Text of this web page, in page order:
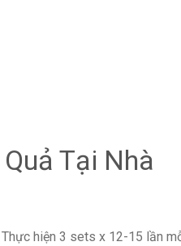
Tại Nhà
hiện 3 sets x 12-15 lần